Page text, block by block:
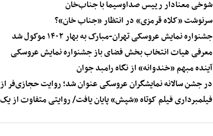
شوخی‌ معنادار رییس صداوسیما با جناب‌خان
سرنوشت «کلاه قرمزی» در انتظار «جناب خان»؟
جشنواره نمایش عروسکی تهران-مبارک به بهار ۱۴۰۲ موکول شد
معرفی هیات انتخاب بخش فضای باز جشنواره نمایش عروسکی
آینده مبهم «خندوانه» از نگاه رامبد جوان
در جشن سالانه نمایشگران عروسکی عنوان شد؛ روایت حجازی‌فر
فیلمبرداری فیلم کوتاه «شپش» پایان یافت/ روایتی متفاوت از